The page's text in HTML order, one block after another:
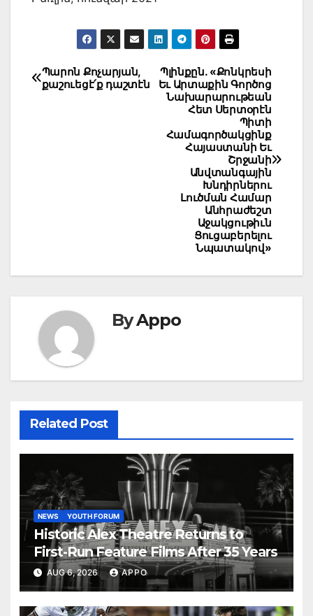
Post
navigation
Պլինքըն. «Քոնկրեսի
Եւ Արտաքին Գործոց
Նախարարութեան
Հետ Սերտօրէն
Պիտի
Համագործակցինք
Հայաստանի Եւ
Շրջանի
Անվտանգային
Խնդիրներու
Լուծման Համար
Անհրաժեշտ
Աջակցութիւն
Ցուցաբերելու
Նպատակով»
Պարոն Քոչարյան,
քաշուեցէ՛ք դաշտէն
ByAppo
Related Post
NEWS YOUTH FORUM
Historic Alex Theatre Returns to
First-Run Feature Films After 35 Years
AUG 6, 2026 APPO